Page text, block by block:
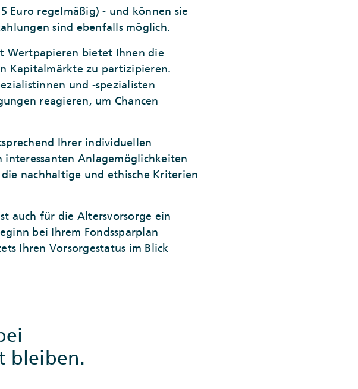
Euro regelmäßig) - und können sie
sind ebenfalls möglich.
Wertpapieren bietet Ihnen die
Kapitalmärkte zu partizipieren.
und -spezialisten
reagieren, um Chancen
Ihrer individuellen
Anlagemöglichkeiten
nachhaltige und ethische Kriterien
auch für die Altersvorsorge ein
bei Ihrem Fondssparplan
Ihren Vorsorgestatus im Blick
bleiben.